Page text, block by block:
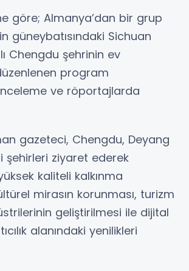
göre; Almanya’dan bir grup
güneybatısındaki Sichuan
Chengdu şehrinin ev
program
ve röportajlarda
gazeteci, Chengdu, Deyang
şehirleri ziyaret ederek
kaliteli kalkınma
mirasın korunması, turizm
geliştirilmesi ile dijital
alanındaki yenilikleri